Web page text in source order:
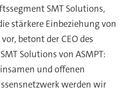
SMT Solutions,
stärkere Einbeziehung von
betont der CEO des
Solutions von ASMPT:
und offenen
werden wir